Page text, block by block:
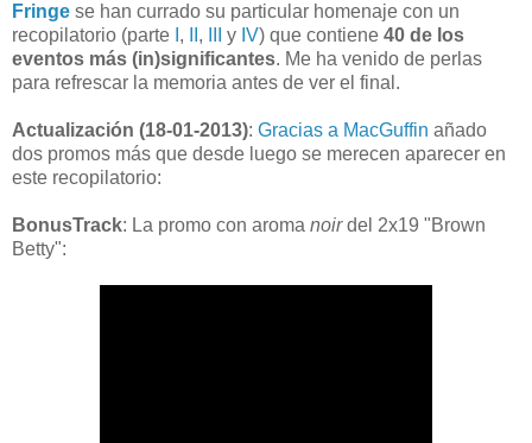
Fringe se han currado su particular homenaje con un
recopilatorio (parte , , y IV) que contiene 40 de los
eventos más (in)significantes. Me ha venido de perlas
para refrescar la memoria antes de ver el final.
Actualización (18-01-2013): Gracias a MacGuffin añado
dos promos más que desde luego se merecen aparecer en
este recopilatorio:
BonusTrack: La promo con aroma noirdel 2x19 "Brown
Betty":